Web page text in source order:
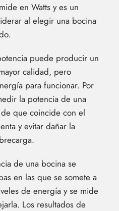
en Watts y es un
al elegir una bocina
puede producir un
calidad, pero
para funcionar. Por
la potencia de una
que coincide con el
y evitar dañar la
de una bocina se
en las que se somete a
de energía y se mide
Los resultados de